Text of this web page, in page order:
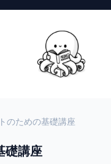
のための基礎講座
礎講座